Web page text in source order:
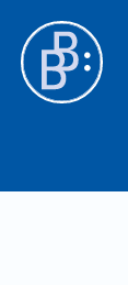
Hauptinhalt
Sidebar